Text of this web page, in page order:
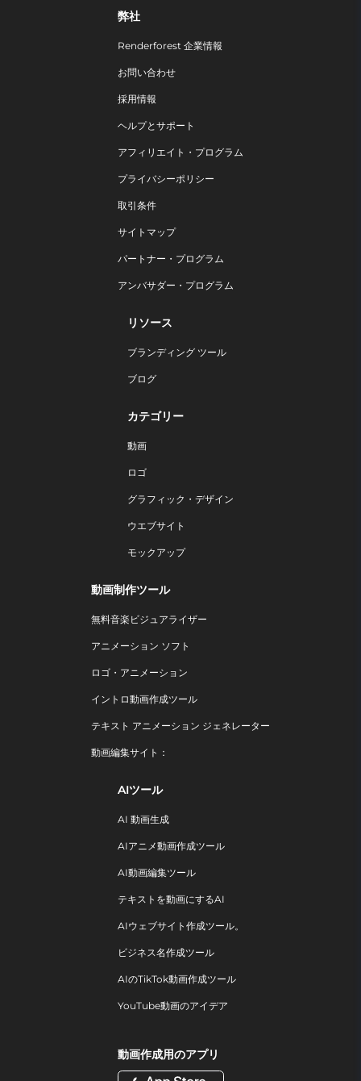
弊社
Renderforest 企業情報
お問い合わせ
採用情報
ヘルプとサポート
アフィリエイト・プログラム
プライバシーポリシー
取引条件
サイトマップ
パートナー・プログラム
アンバサダー・プログラム
リソース
ブランディング ツール
ブログ
カテゴリー
動画
ロゴ
グラフィック・デザイン
ウエブサイト
モックアップ
動画制作ツール
無料音楽ビジュアライザー
アニメーション ソフト
ロゴ・アニメーション
イントロ動画作成ツール
テキスト アニメーション ジェネレーター
動画編集サイト：
AIツール
AI 動画生成
AIアニメ動画作成ツール
AI動画編集ツール
テキストを動画にするAI
AIウェブサイト作成ツール。
ビジネス名作成ツール
AIのTikTok動画作成ツール
YouTube動画のアイデア
動画作成用のアプリ